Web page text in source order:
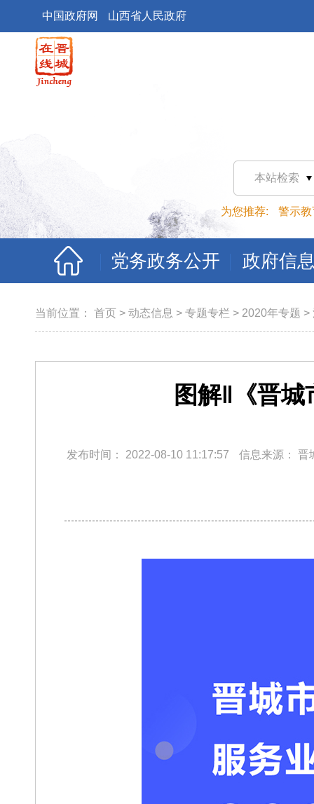
中国政府网 山西省人民政府
本站检索
为您推荐: 警示教
党务政务公开 政府信
当前位置： 首页 > 动态信息 > 专题专栏 > 2020年专题 >
图解‖《晋
发布时间： 2022-08-10 11:17:57 信息来源： 晋